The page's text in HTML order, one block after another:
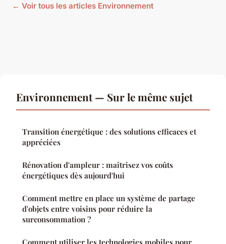
← Voir tous les articles Environnement
Environnement — Sur le même sujet
Transition énergétique : des solutions efficaces et
appréciées
Rénovation d'ampleur : maîtrisez vos coûts
énergétiques dès aujourd'hui
Comment mettre en place un système de partage
d'objets entre voisins pour réduire la
surconsommation ?
Comment utiliser les technologies mobiles pour